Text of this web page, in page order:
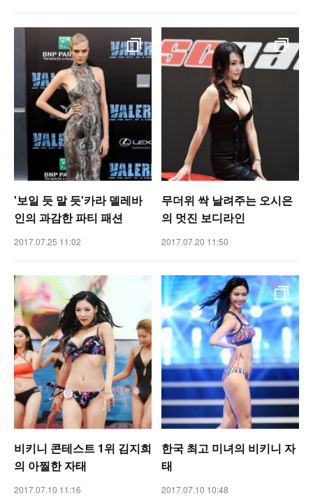
'보일 듯 말 듯'카라 델레바
인의 과감한 파티 패션
2017.07.25 11:02
무더위 싹 날려주는 오시은
의 멋진 보디라인
2017.07.20 11:50
비키니 콘테스트 1위 김지희
의 아찔한 자태
2017.07.10 11:16
한국 최고 미녀의 비키니 자
태
2017.07.10 10:48